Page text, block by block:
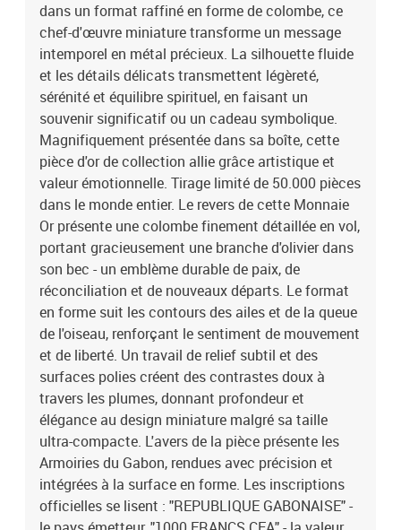
dans un format raffiné en forme de colombe, ce
chef-d'œuvre miniature transforme un message
intemporel en métal précieux. La silhouette fluide
et les détails délicats transmettent légèreté,
sérénité et équilibre spirituel, en faisant un
souvenir significatif ou un cadeau symbolique.
Magnifiquement présentée dans sa boîte, cette
pièce d'or de collection allie grâce artistique et
valeur émotionnelle. Tirage limité de 50.000 pièces
dans le monde entier. Le revers de cette Monnaie
Or présente une colombe finement détaillée en vol,
portant gracieusement une branche d'olivier dans
son bec - un emblème durable de paix, de
réconciliation et de nouveaux départs. Le format
en forme suit les contours des ailes et de la queue
de l'oiseau, renforçant le sentiment de mouvement
et de liberté. Un travail de relief subtil et des
surfaces polies créent des contrastes doux à
travers les plumes, donnant profondeur et
élégance au design miniature malgré sa taille
ultra-compacte. L'avers de la pièce présente les
Armoiries du Gabon, rendues avec précision et
intégrées à la surface en forme. Les inscriptions
officielles se lisent : "REPUBLIQUE GABONAISE" -